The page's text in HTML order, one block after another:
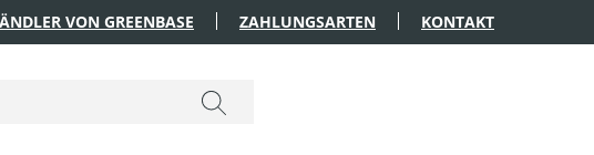
VON GREENBASE ZAHLUNGSARTEN KONTAKT